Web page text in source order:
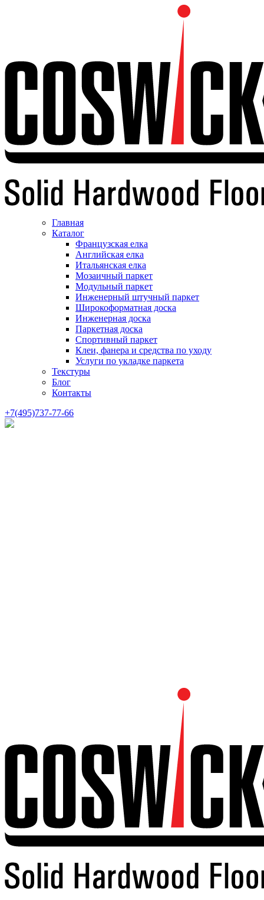
Главная
Каталог
Французская елка
Английская елка
Итальянская елка
Мозаичный паркет
Модульный паркет
Инженерный штучный паркет
Широкоформатная доска
Инженерная доска
Паркетная доска
Спортивный паркет
Клеи, фанера и средства по уходу
Услуги по укладке паркета
Текстуры
Блог
Контакты
+7(495)737-77-66